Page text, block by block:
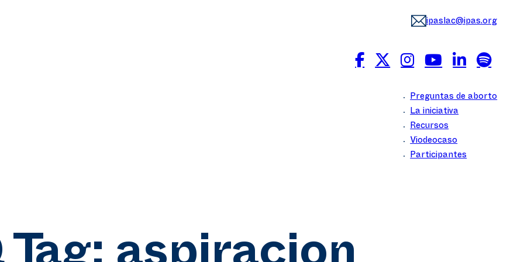
ipaslac@ipas.org
Preguntas de aborto
La iniciativa
Recursos
Viodeocaso
Participantes